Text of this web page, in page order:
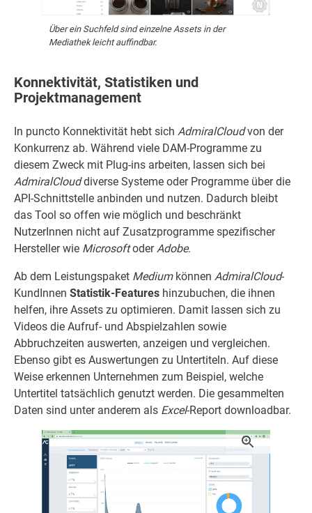
Über ein Suchfeld sind einzelne Assets in der
Mediathek leicht auffindbar.
Konnektivität, Statistiken und
Projektmanagement
In puncto Konnektivität hebt sich AdmiralCloudvon der
Konkurrenz ab. Während viele DAM-Programme zu
diesem Zweck mit Plug-ins arbeiten, lassen sich bei
AdmiralClouddiverse Systeme oder Programme über die
API-Schnittstelle anbinden und nutzen. Dadurch bleibt
das Tool so offen wie möglich und beschränkt
NutzerInnen nicht auf Zusatzprogramme spezifischer
Hersteller wie MicrosoftoderAdobe.
Ab dem Leistungspaket Mediumkönnen AdmiralCloud-
KundInnen Statistik-Features hinzubuchen, die ihnen
helfen, ihre Assets zu optimieren. Damit lassen sich zu
Videos die Aufruf- und Abspielzahlen sowie
Abbruchzeiten auswerten, anzeigen und vergleichen.
Ebenso gibt es Auswertungen zu Untertiteln. Auf diese
Weise erkennen Unternehmen zum Beispiel, welche
Untertitel tatsächlich genutzt werden. Die gesammelten
Daten sind unter anderem als Excel-Report downloadbar.